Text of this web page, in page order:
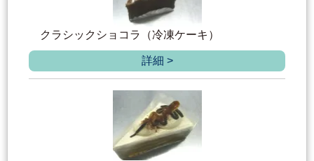
クラシックショコラ（冷凍ケーキ）
詳細 >